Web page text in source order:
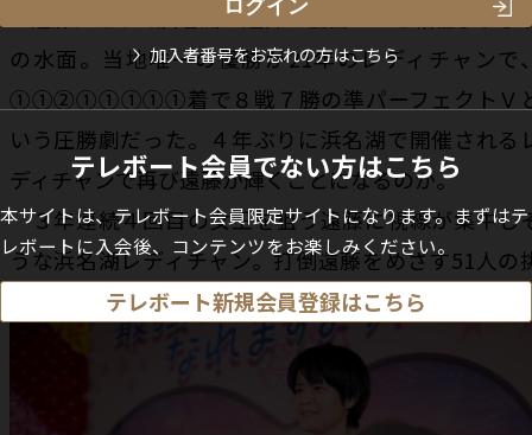
加入者番号をお忘れの方はこちら
テレボート会員でない方はこちら
本サイトは、テレボート会員限定サイトになります。まずはテ
レボートに入会後、コンテンツをお楽しみください。
テレボート新規会員登録はこちら
遠藤にとって浜名湖は通算５優出１Ｖと相性まずま
の水面。当地唯一の優勝が21年のレディチャンで
①①②①①①①①着で８戦７勝の準パーフェクトＶ
いう圧勝劇だった。４年ぶりに浜名湖で開催される
ディチャンで再び遠藤が輝くことになるのか。
３年連続４回目の女王を狙う遠藤に視線が集中し
うな浜名湖レディチャン。打倒遠藤をめざす51人の
戦を退けて偉業を達成するのか目が離せない。